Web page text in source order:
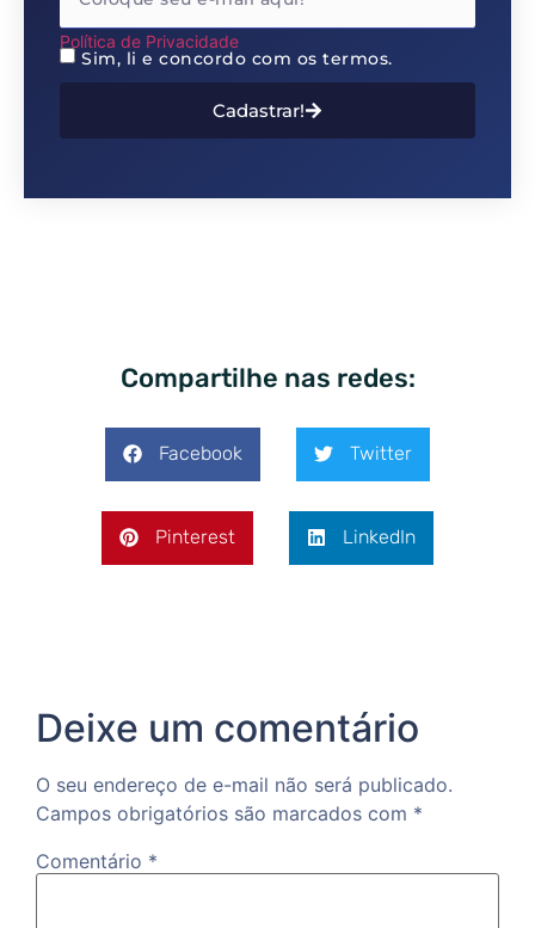
Política de Privacidade
Sim, li e concordo com os termos.
Cadastrar!
Compartilhe nas redes:
Facebook Twitter
Pinterest LinkedIn
Deixe um comentário
O seu endereço de e-mail não será publicado.
Campos obrigatórios são marcados com *
Comentário *